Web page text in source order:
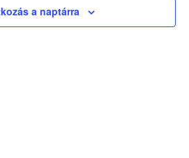
a naptárra